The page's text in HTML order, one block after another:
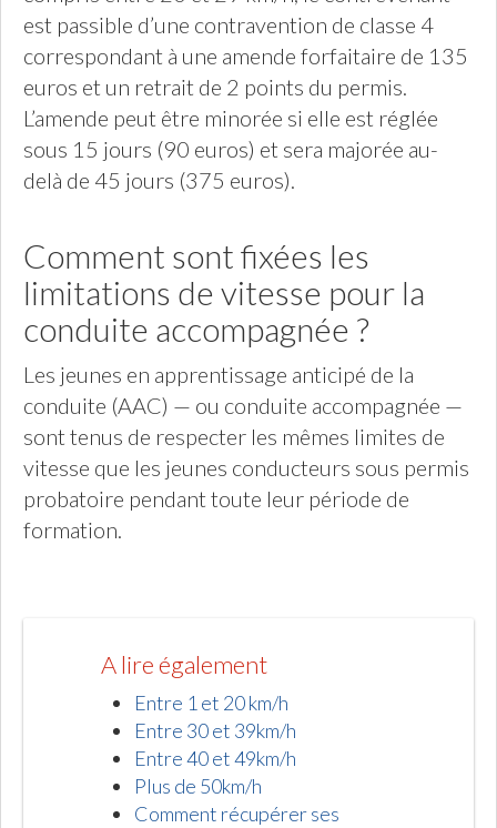
est passible d’une contravention de classe 4
correspondant à une amende forfaitaire de 135
euros et un retrait de 2 points du permis.
L’amende peut être minorée si elle est réglée
sous 15 jours (90 euros) et sera majorée au-
delà de 45 jours (375 euros).
Comment sont fixées les
limitations de vitesse pour la
conduite accompagnée ?
Les jeunes en apprentissage anticipé de la
conduite (AAC) — ou conduite accompagnée —
sont tenus de respecter les mêmes limites de
vitesse que les jeunes conducteurs sous permis
probatoire pendant toute leur période de
formation.
A lire également
Entre 1 et 20 km/h
Entre 30 et 39km/h
Entre 40 et 49km/h
Plus de 50km/h
Comment récupérer ses